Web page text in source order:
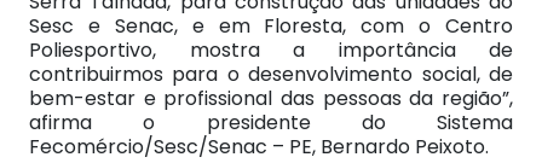
Sesc e Senac, e em Floresta, com o Centro
Poliesportivo, mostra a importância de
contribuirmos para o desenvolvimento social, de
bem-estar e profissional das pessoas da região”,
afirma o presidente do Sistema
Fecomércio/Sesc/Senac – PE, Bernardo Peixoto.